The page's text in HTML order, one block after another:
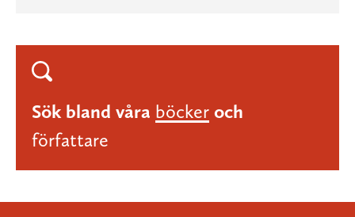
Sök bland våra böcker och
författare